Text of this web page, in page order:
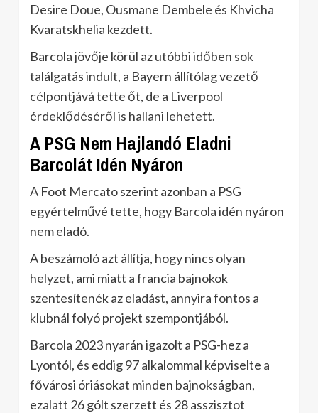
Desire Doue, Ousmane Dembele és Khvicha
Kvaratskhelia kezdett.
Barcola jövője körül az utóbbi időben sok
találgatás indult, a Bayern állítólag vezető
célpontjává tette őt, de a Liverpool
érdeklődéséről is hallani lehetett.
A PSG Nem Hajlandó Eladni
Barcolát Idén Nyáron
A Foot Mercato szerint azonban a PSG
egyértelművé tette, hogy Barcola idén nyáron
nem eladó.
A beszámoló azt állítja, hogy nincs olyan
helyzet, ami miatt a francia bajnokok
szentesítenék az eladást, annyira fontos a
klubnál folyó projekt szempontjából.
Barcola 2023 nyarán igazolt a PSG-hez a
Lyontól, és eddig 97 alkalommal képviselte a
fővárosi óriásokat minden bajnokságban,
ezalatt 26 gólt szerzett és 28 asszisztot